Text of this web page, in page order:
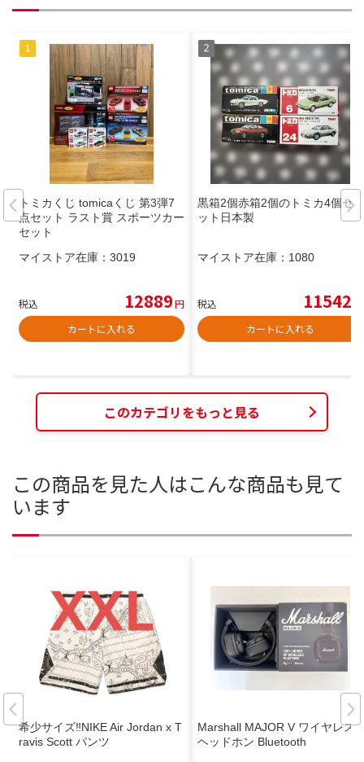
トミカくじ tomicaくじ 第3弾7
点セット ラスト賞 スポーツカー
セット
マイストア在庫： 3019
税込 12889円
カートに入れる
黒箱2個赤箱2個のトミカ4個セ
ット日本製
マイストア在庫： 1080
税込 11542
カートに入れる
このカテゴリをもっと見る
この商品を見た人はこんな商品も見て
います
希少サイズ‼️NIKE Air Jordan x T
ravis Scott パンツ
Marshall MAJOR V ワイヤレス
ヘッドホン Bluetooth